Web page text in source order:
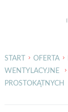
START OFERTA
WENTYLACYJNE
PROSTOKĄTNYCH